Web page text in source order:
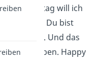
Geburtstag will ich
sagen: Du bist
. Und das
bleiben. Happy